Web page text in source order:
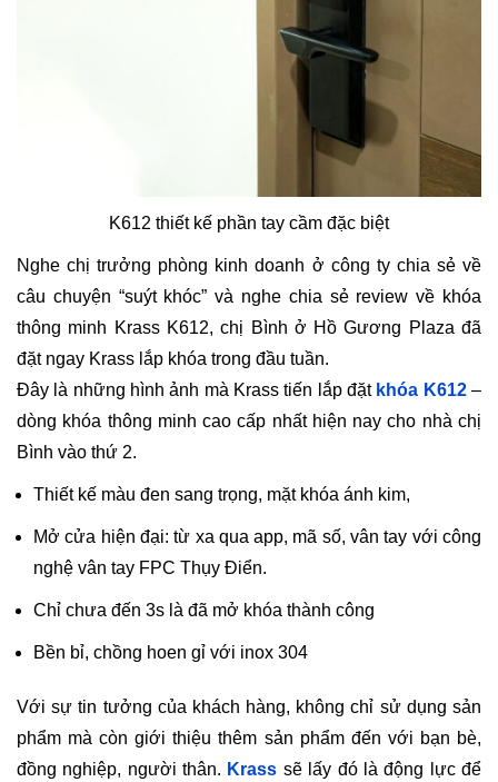
K612 thiết kế phần tay cầm đặc biệt
Nghe chị trưởng phòng kinh doanh ở công ty chia sẻ về
câu chuyện “suýt khóc” và nghe chia sẻ review về khóa
thông minh Krass K612, chị Bình ở Hồ Gương Plaza đã
đặt ngay Krass lắp khóa trong đầu tuần.
Đây là những hình ảnh mà Krass tiến lắp đặt khóa K612–
dòng khóa thông minh cao cấp nhất hiện nay cho nhà chị
Bình vào thứ 2.
Thiết kế màu đen sang trọng, mặt khóa ánh kim,
Mở cửa hiện đại: từ xa qua app, mã số, vân tay với công
nghệ vân tay FPC Thụy Điển.
Chỉ chưa đến 3s là đã mở khóa thành công
Bền bỉ, chồng hoen gỉ với inox 304
Với sự tin tưởng của khách hàng, không chỉ sử dụng sản
phẩm mà còn giới thiệu thêm sản phẩm đến với bạn bè,
đồng nghiệp, người thân. Krass sẽ lấy đó là động lực để